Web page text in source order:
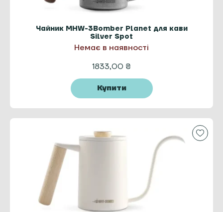
Чайник MHW-3Bomber Planet для кави
Silver Spot
Немає в наявності
1833,00 ₴
Купити